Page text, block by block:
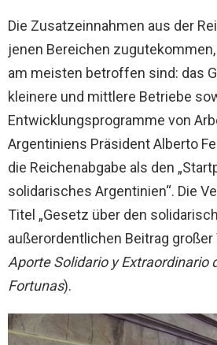
Die Zusatzeinnahmen aus der
jenen Bereichen
am meisten betroffen sind: das
kleinere und mittlere Betriebe
Entwicklungsprogramme von
Argentiniens Präsident Alberto
die Reichenabgabe als den
solidarisches Argentinien“. Die
Titel „Gesetz über den
außerordentlichen Beitrag großer
Aporte Solidario y Extraordinario
Fortunas).